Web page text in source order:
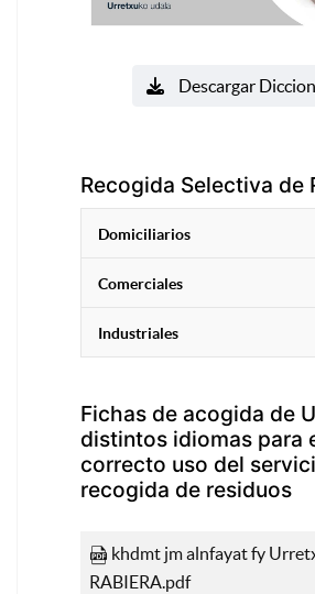
Descargar
Recogida Selectiva de
Domiciliarios
Comerciales
Industriales
Fichas de acogida de
distintos idiomas para
correcto uso del
recogida de residuos
khdmt jm alnfayat fy
RABIERA.pdf